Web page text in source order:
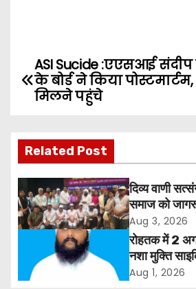
P
t
n
a
ASI Sucide :एएसआई
के बोर्ड ने किया
मिलने पहुंचे
Related Post
दिव्य वाणी
समाज को
हजारों लोगों ने
Aug 3, 2026
रोहतक में 2
नशा मुक्ति
कार्यक्रम
Aug 1, 2026